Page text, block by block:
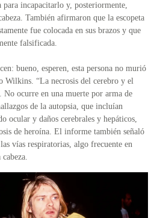
para incapacitarlo y, posteriormente,
También afirmaron que la escopeta
fue colocada en sus brazos y que
falsificada.
bueno, esperen, esta persona no murió
Wilkins. “La necrosis del cerebro y el
No ocurre en una muerte por arma de
de la autopsia, que incluían
ocular y daños cerebrales y hepáticos,
de heroína. El informe también señaló
vías respiratorias, algo frecuente en